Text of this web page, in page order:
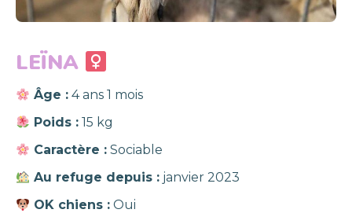
LEÏNA
Âge : 4 ans 1 mois
Poids : 15 kg
Caractère : Sociable
Au refuge depuis : janvier 2023
OK chiens : Oui